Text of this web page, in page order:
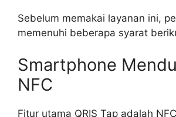
Sebelum memakai layanan ini,
memenuhi beberapa syarat
Smartphone
NFC
Fitur utama QRIS Tap adalah